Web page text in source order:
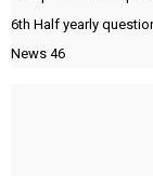
6th Half yearly
News 46